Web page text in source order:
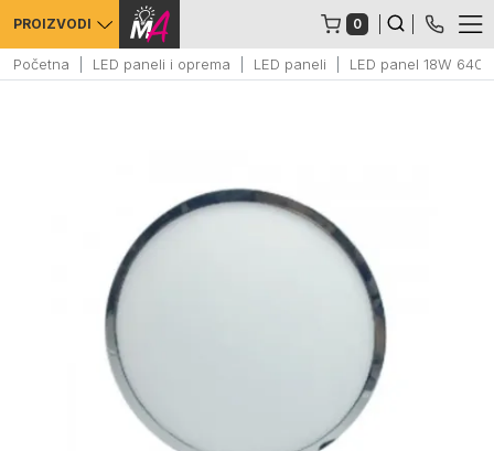
PROIZVODI 0
Početna LED paneli i oprema LED paneli LED panel 18W